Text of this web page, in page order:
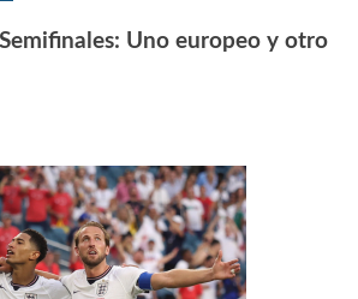
Uno europeo y otro